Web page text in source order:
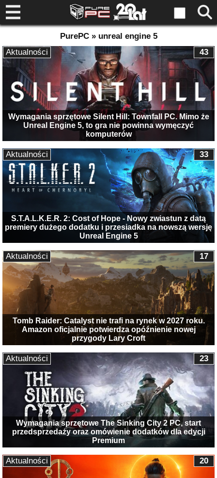
PurePC » unreal engine 5
Wymagania sprzętowe Silent Hill: Townfall PC. Mimo że
Unreal Engine 5, to gra nie powinna wymęczyć
komputerów
43
Aktualności
S.T.A.L.K.E.R. 2: Cost of Hope - Nowy zwiastun z datą
premiery dużego dodatku i przesiadka na nowszą wersję
Unreal Engine 5
33
Aktualności
Tomb Raider: Catalyst nie trafi na rynek w 2027 roku.
Amazon oficjalnie potwierdza opóźnienie nowej
przygody Lary Croft
17
Aktualności
Wymagania sprzętowe The Sinking City 2 PC, start
przedsprzedaży oraz omówienie dodatków dla edycji
Premium
23
Aktualności
20
Aktualności